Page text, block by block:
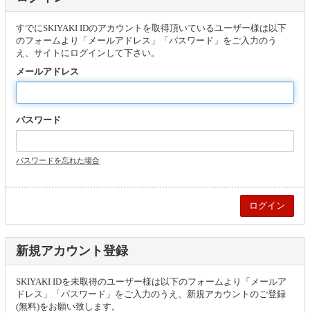
すでにSKIYAKI IDのアカウントを取得頂いているユーザー様は以下
のフォームより「メールアドレス」「パスワード」をご入力のう
え、サイトにログインして下さい。
メールアドレス
パスワード
パスワードを忘れた場合
新規アカウント登録
SKIYAKI IDを未取得のユーザー様は以下のフォームより「メールア
ドレス」「パスワード」をご入力のうえ、新規アカウントのご登録
(無料)をお願い致します。